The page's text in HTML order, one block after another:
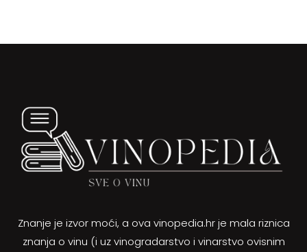
Znanje je izvor moći, a ova vinopedia.hr je mala riznica
znanja o vinu (i uz vinogradarstvo i vinarstvo ovisnim